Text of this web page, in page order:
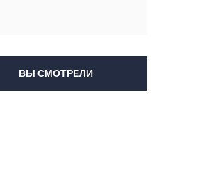
ВЫ СМОТРЕЛИ